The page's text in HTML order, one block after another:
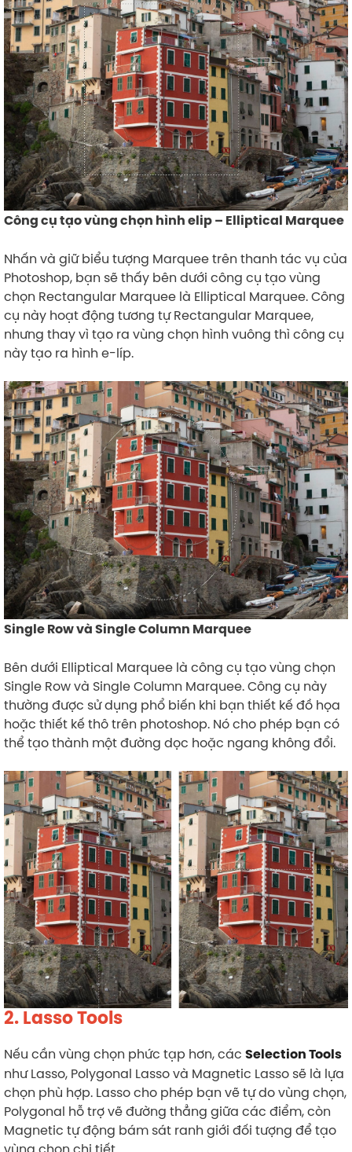
Công cụ tạo vùng chọn hình elip – Elliptical Marquee
Nhấn và giữ biểu tượng Marquee trên thanh tác vụ của
Photoshop, bạn sẽ thấy bên dưới công cụ tạo vùng
chọn Rectangular Marquee là Elliptical Marquee. Công
cụ này hoạt động tương tự Rectangular Marquee,
nhưng thay vì tạo ra vùng chọn hình vuông thì công cụ
này tạo ra hình e-líp.
Single Row và Single Column Marquee
Bên dưới Elliptical Marquee là công cụ tạo vùng chọn
Single Row và Single Column Marquee. Công cụ này
thường được sử dụng phổ biến khi bạn thiết kế đồ họa
hoặc thiết kế thô trên photoshop. Nó cho phép bạn có
thể tạo thành một đường dọc hoặc ngang không đổi.
2. Lasso Tools
Nếu cần vùng chọn phức tạp hơn, các Selection Tools
như Lasso, Polygonal Lasso và Magnetic Lasso sẽ là lựa
chọn phù hợp. Lasso cho phép bạn vẽ tự do vùng chọn,
Polygonal hỗ trợ vẽ đường thẳng giữa các điểm, còn
Magnetic tự động bám sát ranh giới đối tượng để tạo